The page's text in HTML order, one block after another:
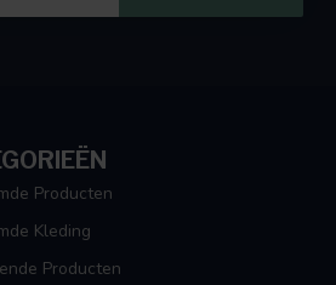
Producten
Kleding
Producten